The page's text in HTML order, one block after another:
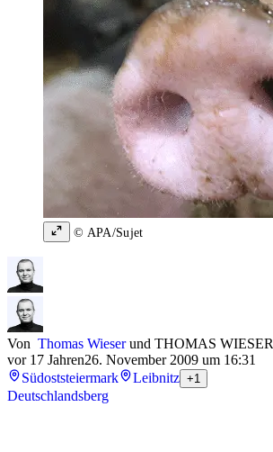
© APA/Sujet
Von Thomas Wieserund THOMAS WIESER
vor 17 Jahren26. November 2009 um 16:31
Südoststeiermark
Leibnitz +1
Deutschlandsberg